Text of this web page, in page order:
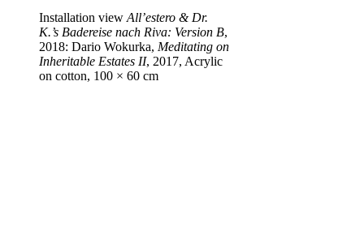
Installation view All’estero & Dr.
K.’s Badereise nach Riva: Version B,
2018: Dario Wokurka, Meditating on
Inheritable Estates II, 2017, Acrylic
on cotton, 100 × 60 cm